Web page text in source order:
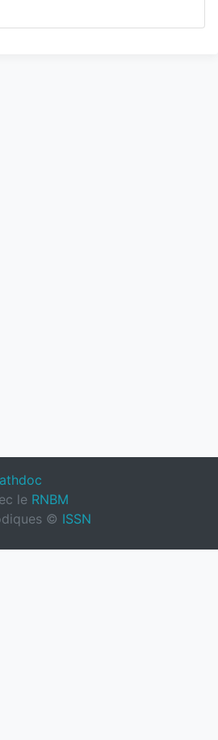
le RNBM
© ISSN